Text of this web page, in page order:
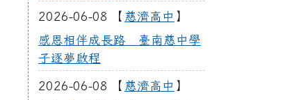
2026-06-08 【 慈濟高中 】
感恩相伴成長路 臺南慈中學
子逐夢啟程
2026-06-08 【 慈濟高中 】